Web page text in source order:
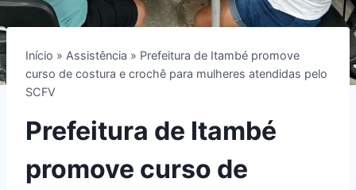
Início » Assistência » Prefeitura de Itambé promove
curso de costura e crochê para mulheres atendidas pelo
SCFV
Prefeitura de Itambé
promove curso de